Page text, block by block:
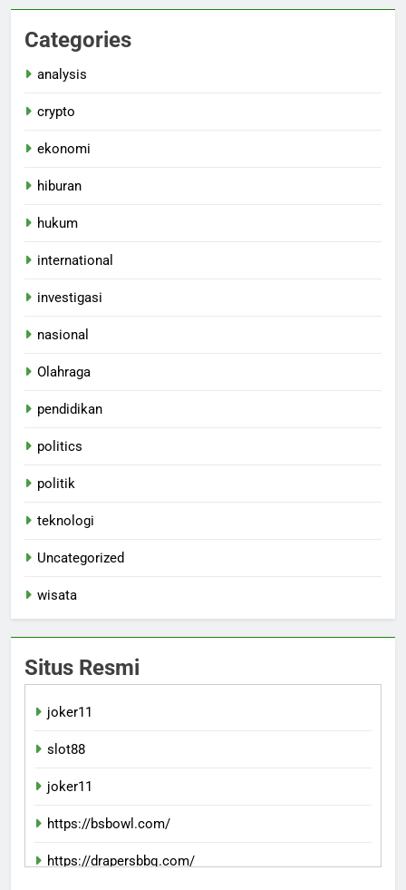
Categories
analysis
crypto
ekonomi
hiburan
hukum
international
investigasi
nasional
Olahraga
pendidikan
politics
politik
teknologi
Uncategorized
wisata
Situs Resmi
joker11
slot88
joker11
https://bsbowl.com/
https://drapersbbq.com/